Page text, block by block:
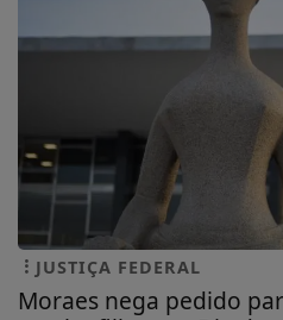
JUSTIÇA FEDERAL
Moraes nega pedido